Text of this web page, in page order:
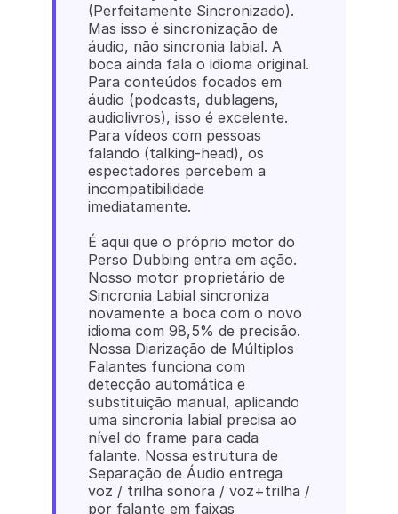
(Perfeitamente Sincronizado).
Mas isso é sincronização de
áudio, não sincronia labial. A
boca ainda fala o idioma original.
Para conteúdos focados em
áudio (podcasts, dublagens,
audiolivros), isso é excelente.
Para vídeos com pessoas
falando (talking-head), os
espectadores percebem a
incompatibilidade
imediatamente.
É aqui que o próprio motor do
Perso Dubbing entra em ação.
Nosso motor proprietário de
Sincronia Labial sincroniza
novamente a boca com o novo
idioma com 98,5% de precisão.
Nossa Diarização de Múltiplos
Falantes funciona com
detecção automática e
substituição manual, aplicando
uma sincronia labial precisa ao
nível do frame para cada
falante. Nossa estrutura de
Separação de Áudio entrega
voz / trilha sonora / voz+trilha /
por falante em faixas